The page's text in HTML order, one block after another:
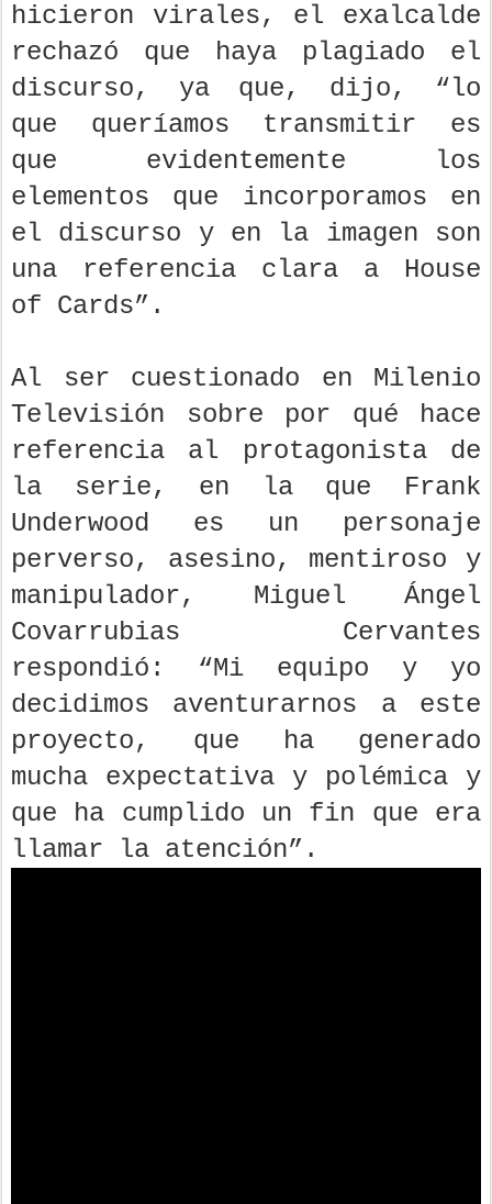
hicieron virales, el exalcalde
rechazó que haya plagiado el
discurso, ya que, dijo, “lo
que queríamos transmitir es
que evidentemente los
elementos que incorporamos en
el discurso y en la imagen son
una referencia clara a House
of Cards”.
Al ser cuestionado en Milenio
Televisión sobre por qué hace
referencia al protagonista de
la serie, en la que Frank
Underwood es un personaje
perverso, asesino, mentiroso y
manipulador, Miguel Ángel
Covarrubias Cervantes
respondió: “Mi equipo y yo
decidimos aventurarnos a este
proyecto, que ha generado
mucha expectativa y polémica y
que ha cumplido un fin que era
llamar la atención”.